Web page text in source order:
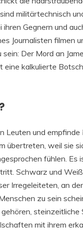
militärtechnisch
Gegnern und
Journalisten filmen
Der Mord an
eine kalkulierte
Leuten und
übertreten, weil sie
fühlen. Es
Schwarz und
Irregeleiteten, an
zu sein
mit ihrem